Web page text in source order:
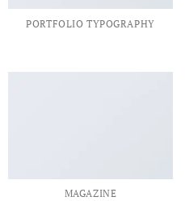
PORTFOLIO TYPOGRAPHY
MAGAZINE